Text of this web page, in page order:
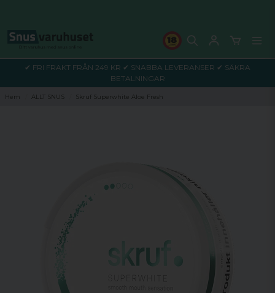
✔ FRI FRAKT FRÅN 249 KR ✔ SNABBA LEVERANSER ✔ SÄKRA
BETALNINGAR
Hem ALLT SNUS Skruf Superwhite Aloe Fresh